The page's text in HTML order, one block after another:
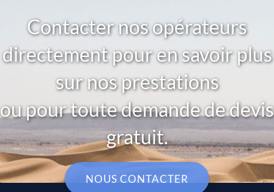
Contacter nos opérateurs
directement pour en savoir plus
sur nos prestations
ou pour toute demande de devis
gratuit.
NOUS CONTACTER